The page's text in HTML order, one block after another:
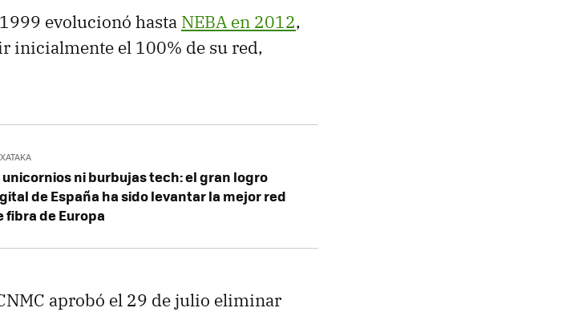
evolucionó hasta NEBA en 2012,
inicialmente el 100% de su red,
unicornios ni burbujas tech: el gran logro
de España ha sido levantar la mejor red
fibra de Europa
aprobó el 29 de julio eliminar